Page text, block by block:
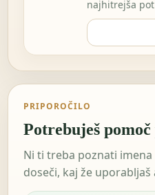
najhitrejša
nekaj za…
PRIPOROČILO
Potrebuješ
Ni ti treba poznati imena
doseči, kaj že uporabljaš